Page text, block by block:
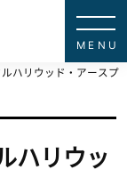
ハリウッド・アースプ
ハリウッ